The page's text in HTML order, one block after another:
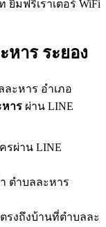
ยืมฟรีเราเตอร์ WiFi
หาร ระยอง
ะหาร อำเภอ
หาร ผ่าน LINE
รผ่าน LINE
ตำบลละหาร
รงถึงบ้านที่ตำบลละ